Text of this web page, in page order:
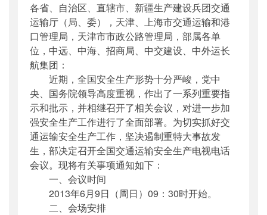
公开日期：2013年06月08日
主题词：电视电话会议;视频;交通运输部;上海
市交...
机构分类 ：安全与质量监督管理司
主题分类
安全质量
公文类型：部明电或部办公厅明电
各省、自治区、直辖市、新疆生产建设兵团交通
运输厅（局、委），天津、上海市交通运输和港
口管理局，天津市市政公路管理局，部属各单
位，中远、中海、招商局、中交建设、中外运长
航集团：
近期，全国安全生产形势十分严峻，党中
央、国务院领导高度重视，作出了一系列重要指
示和批示，并相继召开了相关会议，对进一步加
强安全生产工作进行了全面部署。为切实抓好交
通运输安全生产工作，坚决遏制重特大事故发
生，部决定召开全国交通运输安全生产电视电话
会议。现将有关事项通知如下：
一、会议时间
2013年6月9日（周日）09：30时开始。
二、会场安排